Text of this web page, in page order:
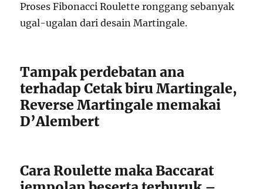
Proses Fibonacci Roulette ronggang sebanyak
ugal-ugalan dari desain Martingale.
Tampak perdebatan ana
terhadap Cetak biru Martingale,
Reverse Martingale memakai
D’Alembert
Cara Roulette maka Baccarat